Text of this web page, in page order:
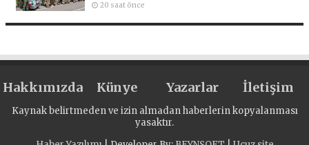
20 saat önce
Hakkımızda Künye Yazarlar İletişim
Kaynak belirtmeden ve izin almadan haberlerin kopyalanması
yasaktır.